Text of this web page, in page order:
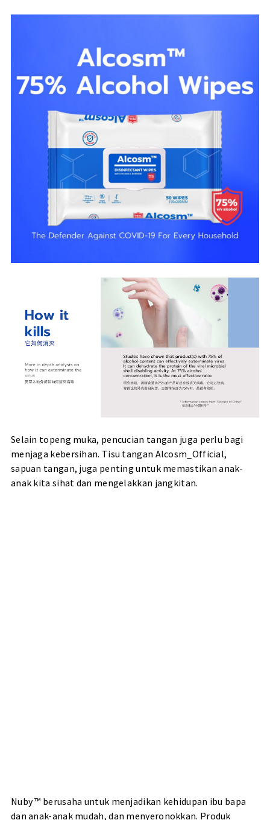
Selain topeng muka, pencucian tangan juga perlu bagi
menjaga kebersihan. Tisu tangan Alcosm_Official,
sapuan tangan, juga penting untuk memastikan anak-
anak kita sihat dan mengelakkan jangkitan.
Nuby ™ berusaha untuk menjadikan kehidupan ibu bapa
dan anak-anak mudah, dan menyeronokkan. Produk